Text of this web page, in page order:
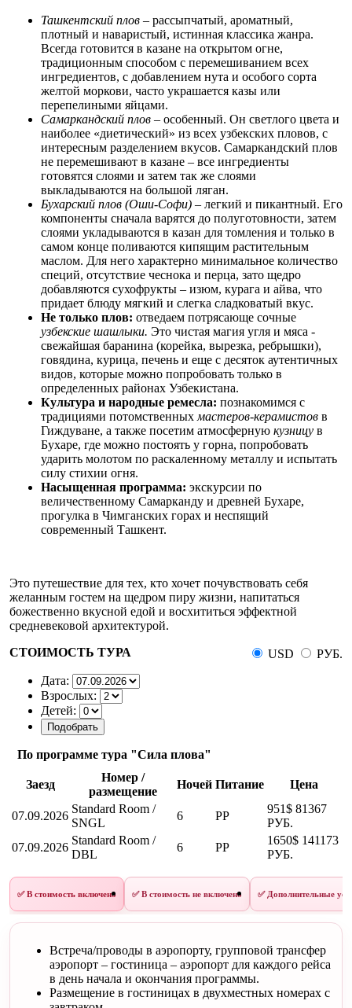
Ташкентский плов – рассыпчатый, ароматный,
плотный и наваристый, истинная классика жанра.
Всегда готовится в казане на открытом огне,
традиционным способом с перемешиванием всех
ингредиентов, с добавлением нута и особого сорта
желтой моркови, часто украшается казы или
перепелиными яйцами.
Самаркандский плов – особенный. Он светлого цвета и
наиболее «диетический» из всех узбекских пловов, с
интересным разделением вкусов. Самаркандский плов
не перемешивают в казане – все ингредиенты
готовятся слоями и затем так же слоями
выкладываются на большой ляган.
Бухарский плов (Оши-Софи) – легкий и пикантный. Его
компоненты сначала варятся до полуготовности, затем
слоями укладываются в казан для томления и только в
самом конце поливаются кипящим растительным
маслом. Для него характерно минимальное количество
специй, отсутствие чеснока и перца, зато щедро
добавляются сухофрукты – изюм, курага и айва, что
придает блюду мягкий и слегка сладковатый вкус.
Не только плов: отведаем потрясающе сочные
узбекские шашлыки. Это чистая магия угля и мяса -
свежайшая баранина (корейка, вырезка, ребрышки),
говядина, курица, печень и еще с десяток аутентичных
видов, которые можно попробовать только в
определенных районах Узбекистана.
Культура и народные ремесла: познакомимся с
традициями потомственных мастеров-керамистов в
Гиждуване, а также посетим атмосферную кузницу в
Бухаре, где можно постоять у горна, попробовать
ударить молотом по раскаленному металлу и испытать
силу стихии огня.
Насыщенная программа: экскурсии по
величественному Самарканду и древней Бухаре,
прогулка в Чимганских горах и неспящий
современный Ташкент.
Это путешествие для тех, кто хочет почувствовать себя
желанным гостем на щедром пиру жизни, напитаться
божественно вкусной едой и восхититься эффектной
средневековой архитектурой.
СТОИМОСТЬ ТУРА
USD
РУБ.
Дата:
Взрослых:
Детей:
По программе тура "Сила плова"
Заезд
Номер /
размещение
Ночей Питание Цена
07.09.2026
Standard Room /
SNGL
6 PP
951$ 81367
РУБ.
07.09.2026
Standard Room /
DBL
6 PP
1650$ 141173
РУБ.
✅ В стоимость включено ✅ В стоимость не включено ✅ Дополнительные
Встреча/проводы в аэропорту, групповой трансфер
аэропорт – гостиница – аэропорт для каждого рейса
в день начала и окончания программы.
Размещение в гостиницах в двухместных номерах с